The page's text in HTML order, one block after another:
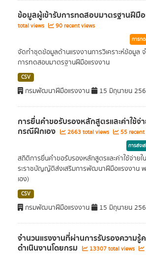
ข้อมูลผู้เข้ารับการทดสอบมาตรฐานฝีมื
total views
90 recent views
การท
จัดทำชุดข้อมูลด้านแรงงานการวิเคราะห์ข้อมูล
การทดสอบมาตรฐานฝีมือแรงงาน
CSV
กรมพัฒนาฝีมือแรงงาน 15 มิถุนายน
การยื่นคำขอรับรองหลักสูตรและค่าใช้จ่
กรณีฝึกเอง 2663 total views 55 recent
การส่ง
สถิติการยื่นคำขอรับรองหลักสูตรและค่าใช้จ่าย
ระราชบัญญัติส่งเสริมการพัฒนาฝีมือแรงงาน
เอง)
CSV
กรมพัฒนาฝีมือแรงงาน 15 มิถุนายน
จำนวนแรงงานที่ผ่านการรับรองความรู้
ดำเนินงานโดยกรม 13307 total views